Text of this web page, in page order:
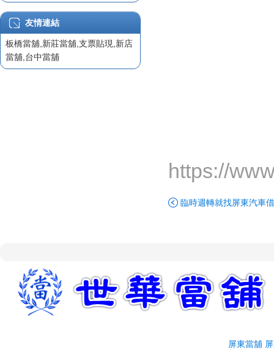
專業迅速屏東汽車借款
有保障的屏東當舖
屏東支票貼現
屏東票貼
企業融資服務
專業迅速屏東汽車借款
有保障的屏東當舖
屏東支票貼現
屏東票貼
友情連結
板橋當舖 新莊當舖 支票貼現 新店
當舖 台中當舖
https://
臨時週轉就找屏東汽車
屏東當舖